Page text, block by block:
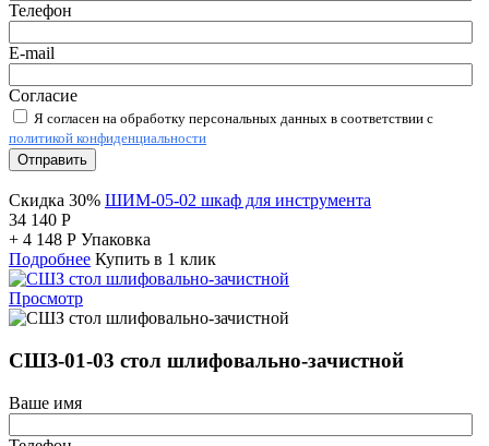
Телефон
E-mail
Согласие
Я согласен на обработку персональных данных в соответствии с
политикой конфиденциальности
Отправить
Скидка 30% ШИМ-05-02 шкаф для инструмента
34 140 Р
+ 4 148 Р Упаковка
Подробнее Купить в 1 клик
Просмотр
СШЗ-01-03 стол шлифовально-зачистной
Ваше имя